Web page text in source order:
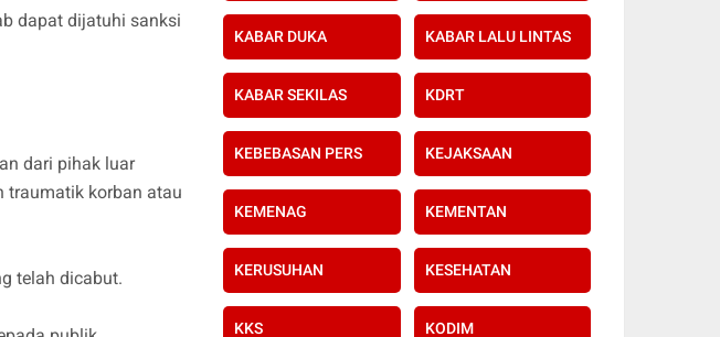
dapat dijatuhi sanksi
dari pihak luar
traumatik korban atau
telah dicabut.
KABAR DUKA KABAR LALU LINTAS
KABAR SEKILAS KDRT
KEBEBASAN PERS KEJAKSAAN
KEMENAG KEMENTAN
KERUSUHAN KESEHATAN
KKS KODIM